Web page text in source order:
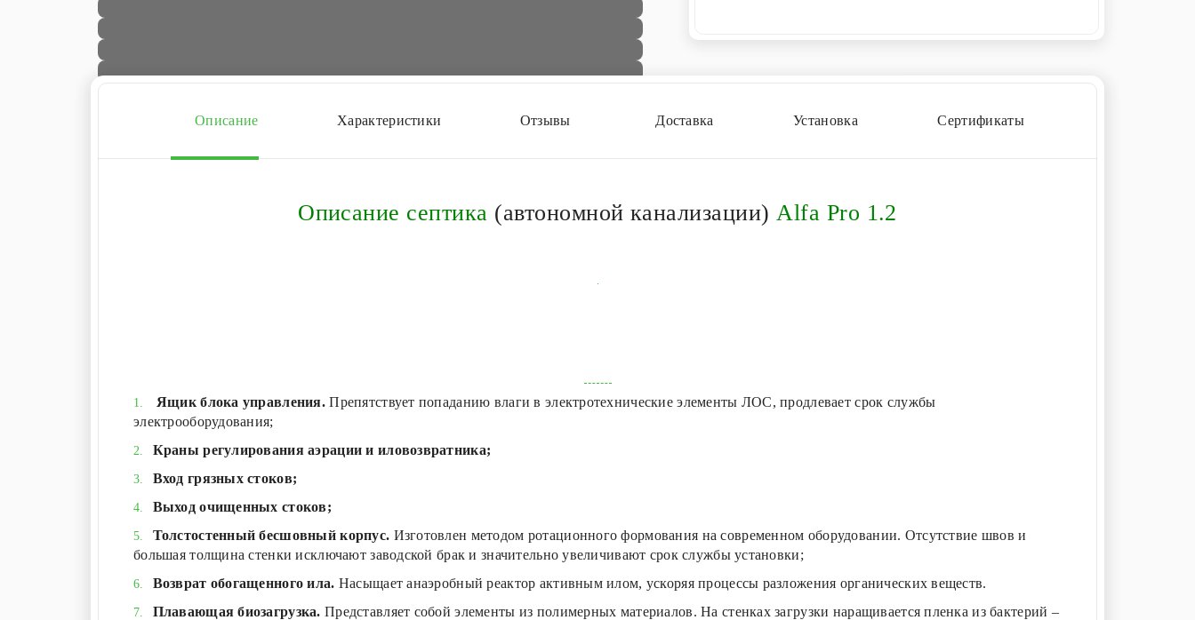
Описание Характеристики Отзывы Доставка Установка Сертификаты
Описание септика (автономной канализации)Alfa Pro 1.2
Ящик блока управления. Препятствует попаданию влаги в электротехнические элементы ЛОС, продлевает срок службы
электрооборудования;
Краны регулирования аэрации и иловозвратника;
Вход грязных стоков;
Выход очищенных стоков;
Толстостенный бесшовный корпус. Изготовлен методом ротационного формования на современном оборудовании. Отсутствие швов и
большая толщина стенки исключают заводской брак и значительно увеличивают срок службы установки;
Возврат обогащенного ила. Насыщает анаэробный реактор активным илом, ускоряя процессы разложения органических веществ.
Плавающая биозагрузка.Представляет собой элементы из полимерных материалов. На стенках загрузки наращивается пленка из бактерий –